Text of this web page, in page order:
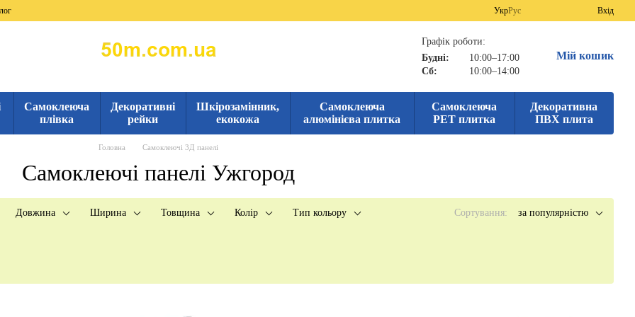
УкрРус Вхід
Графік роботи:
Будні:
10:00–17:00
Сб:
10:00–14:00
Мій кошик
Самоклеюча
плівка
Декоративні
рейки
Шкірозамінник,
екокожа
Самоклеюча
алюмінієва плитка
Самоклеюча
PET плитка
Декоративна
ПВХ плита
Головна Самоклеючі 3Д панелі
Самоклеючі панелі Ужгород
Довжина Ширина Товщина Колір Тип кольору Сортування: за популярністю